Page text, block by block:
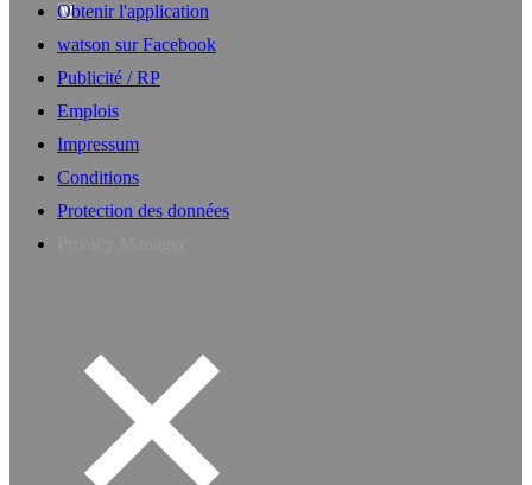
Obtenir l'application
watson sur Facebook
Publicité / RP
Emplois
Impressum
Conditions
Protection des données